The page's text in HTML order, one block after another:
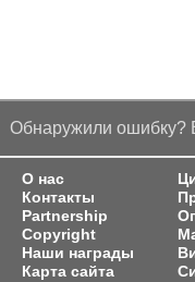
Обнаружили ошибку?
О нас
Контакты
Partnership
Copyright
Наши награды
Карта сайта